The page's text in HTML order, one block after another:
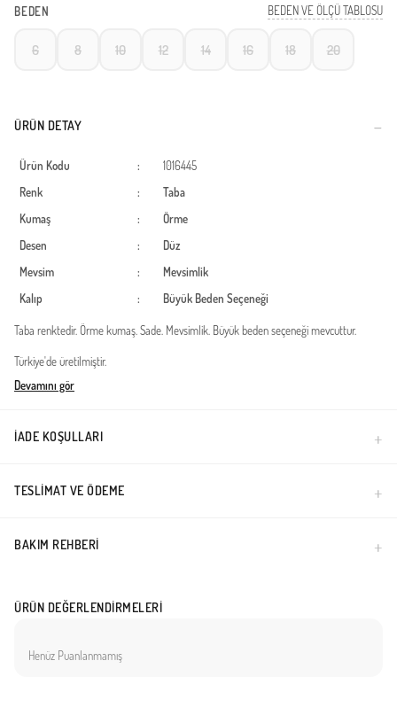
BEDEN BEDEN VE ÖLÇÜ TABLOSU
6 8 10 12 14 16 18 20
ÜRÜN DETAY
Ürün Kodu :
1016445
Renk
:
Taba
Kumaş
:
Örme
Desen
:
Düz
Mevsim
:
Mevsimlik
Kalıp
: Büyük Beden Seçeneği
Taba renktedir. Örme kumaş. Sade. Mevsimlik. Büyük beden seçeneği mevcuttur.
Türkiye'de üretilmiştir.
Devamını gör
İADE KOŞULLARI
TESLIMAT VE ÖDEME
BAKIM REHBERI
ÜRÜN DEĞERLENDIRMELERI
Henüz Puanlanmamış